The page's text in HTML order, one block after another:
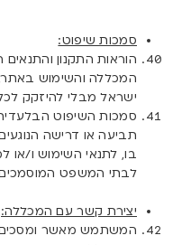
סמכות שיפוט:
הוראות התקנון
המכללה והשימוש באתר,
ישראל מבלי להיזקק
סמכות השיפוט
תביעה או דרישה
בו, לתנאי השימוש ו/או
לבתי המשפט המוסמכים
יצירת קשר עם המכללה:
המשתמש מאשר ומסכים